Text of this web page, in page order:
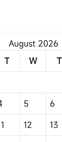
August 2026
T W T
5 6
12 13